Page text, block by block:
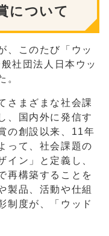
について
、このたび「ウッ
社団法人日本ウッ
。
さまざまな社会課
、国内外に発信す
の創設以来、11年
って、社会課題の
イン」と定義し、
再構築することを
製品、活動や仕組
制度が、「ウッド